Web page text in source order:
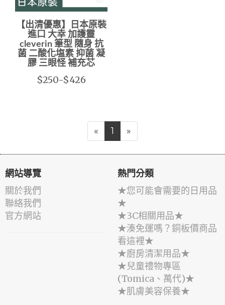
【出清優惠】日本原裝
進口 大幸 加護靈
cleverin 筆型 隨身 抗
菌 二酸化塩素 抑菌 凝
膠 三眼怪 補充芯
$250-$426
« 1 »
網站導覽
關於我們
聯絡我們
官方網站
熱門分類
★您可能會需要的日用品
★
★3C相關用品★
★湊免運嗎？銅板價商品
看這裡★
★廚房清潔用品★
★兒童禮物專區
(Tomica、萬代)★
★肌膚美容保養★